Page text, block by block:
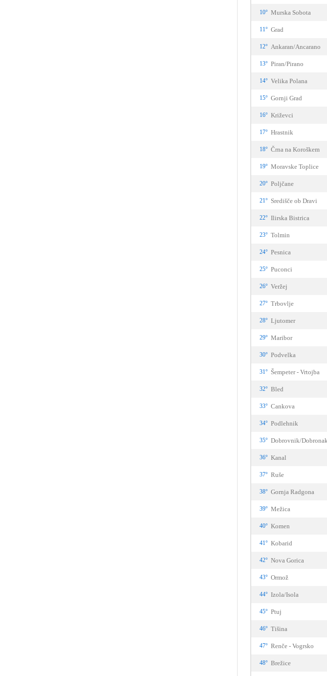
10° Murska Sobota
11° Grad
12° Ankaran/Ancarano
13° Piran/Pirano
14° Velika Polana
15° Gornji Grad
16° Križevci
17° Hrastnik
18° Črna na Koroškem
19° Moravske Toplice
20° Poljčane
21° Središče ob Dravi
22° Ilirska Bistrica
23° Tolmin
24° Pesnica
25° Puconci
26° Veržej
27° Trbovlje
28° Ljutomer
29° Maribor
30° Podvelka
31° Šempeter - Vrtojba
32° Bled
33° Cankova
34° Podlehnik
35° Dobrovnik/
36° Kanal
37° Ruše
38° Gornja Radgona
39° Mežica
40° Komen
41° Kobarid
42° Nova Gorica
43° Ormož
44° Izola/Isola
45° Ptuj
46° Tišina
47° Renče - Vogrsko
48° Brežice